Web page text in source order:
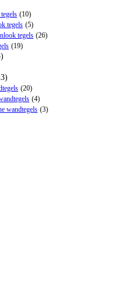
(10)
tegels (5)
tegels (26)
(19)
(20)
(4)
wandtegels (3)